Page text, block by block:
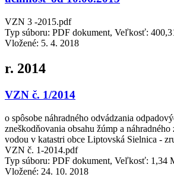
VZN 3 -2015.pdf
Typ súboru: PDF dokument, Veľkosť:
Vložené: 5. 4. 2018
r. 2014
VZN č. 1/2014
o spôsobe náhradného odvádzania
zneškodňovania obsahu žúmp a náhradného
vodou v katastri obce Liptovská Sielnica -
VZN č. 1-2014.pdf
Typ súboru: PDF dokument, Veľkosť: 1,34
Vložené: 24. 10. 2018